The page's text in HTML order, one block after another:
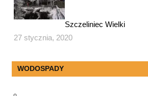
Szczeliniec Wielki
27 stycznia, 2020
WODOSPADY